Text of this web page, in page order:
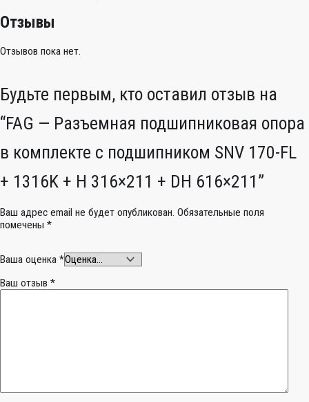
Отзывы
Отзывов пока нет.
Будьте первым, кто оставил отзыв на
“FAG — Разъемная подшипниковая опора
в комплекте с подшипником SNV 170-FL
+ 1316K + H 316×211 + DH 616×211”
Ваш адрес email не будет опубликован. Обязательные поля
помечены *
Ваша оценка *
Ваш отзыв *